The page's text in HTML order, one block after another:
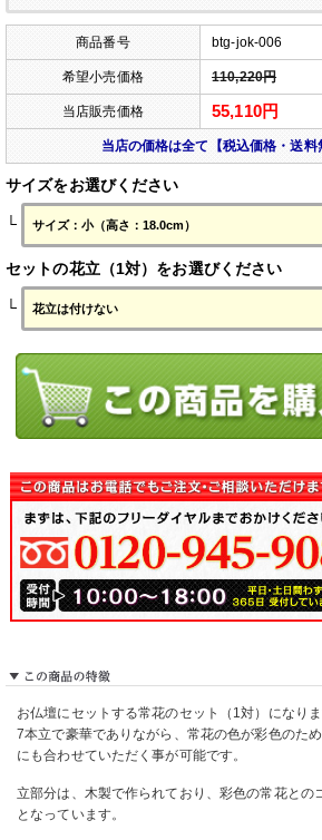
商品番号 btg-jok-006
希望小売価格 110,220円
当店販売価格 55,110円
当店の価格は全て【税込価格・送料
サイズをお選びください
└
セットの花立（1対）をお選びください
└
お仏壇にセットする常花のセット（1対）になりま
7本立で豪華でありながら、常花の色が彩色のた
にも合わせていただく事が可能です。
立部分は、木製で作られており、彩色の常花との
となっています。